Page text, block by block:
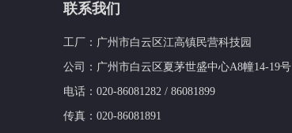
联系我们
工厂：广州市白云区江高镇民营科技园
公司：广州市白云区夏茅世盛中心A8幢14-19号
电话：020-86081282 / 86081899
传真：020-86081891